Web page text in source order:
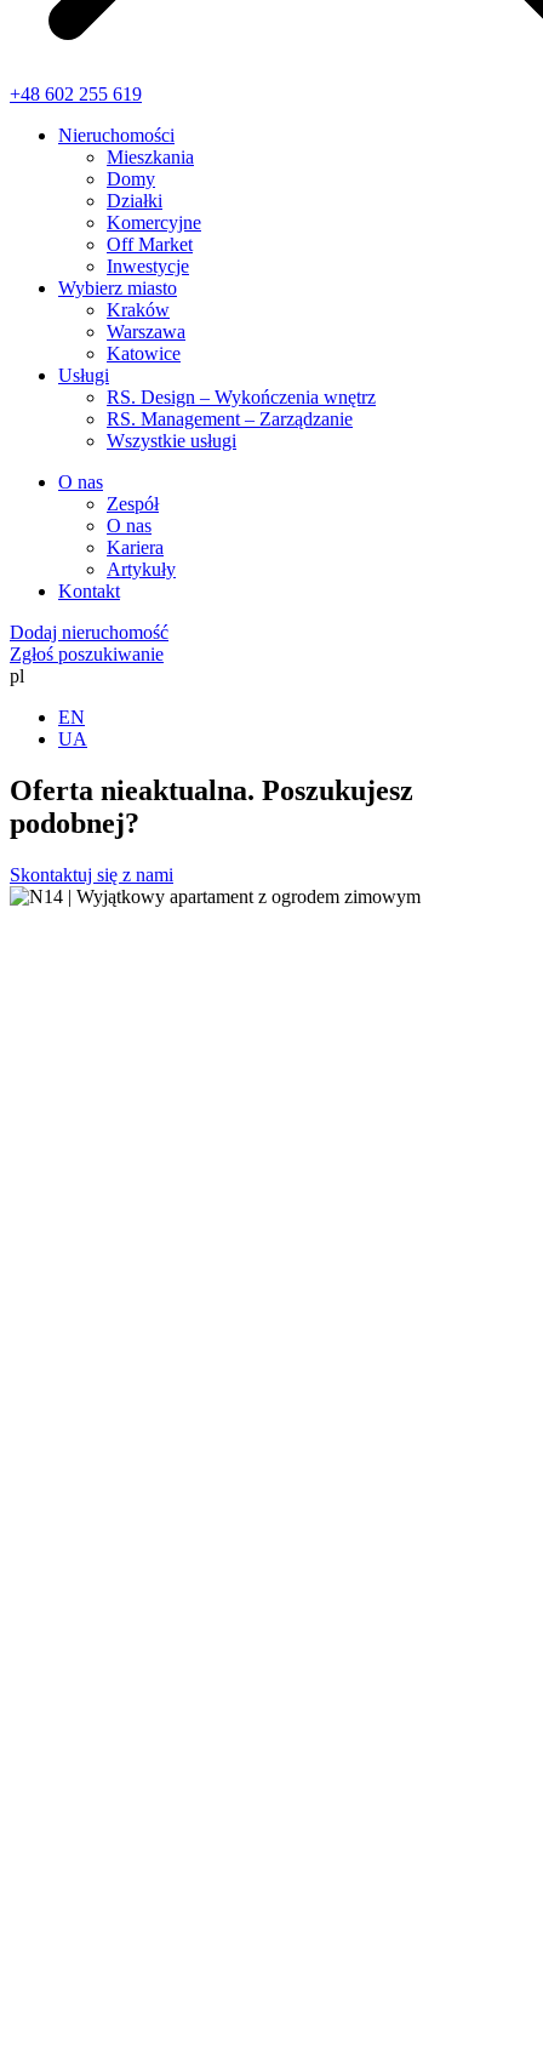
+48 602 255 619
Nieruchomości
Mieszkania
Domy
Działki
Komercyjne
Off Market
Inwestycje
Wybierz miasto
Kraków
Warszawa
Katowice
Usługi
RS. Design – Wykończenia wnętrz
RS. Management – Zarządzanie
Wszystkie usługi
O nas
Zespół
O nas
Kariera
Artykuły
Kontakt
Dodaj nieruchomość
Zgłoś poszukiwanie
pl
EN
UA
Oferta nieaktualna. Poszukujesz
podobnej?
Skontaktuj się z nami